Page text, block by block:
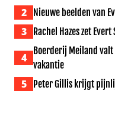
2 Nieuwe beelden van
3 Rachel Hazes zet
4
Boerderij Meiland
vakantie
5 Peter Gillis krijgt